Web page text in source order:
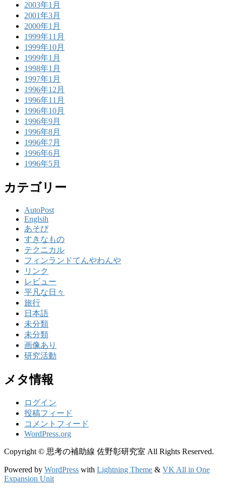
2003年1月
2001年3月
2000年1月
1999年11月
1999年10月
1999年1月
1998年1月
1997年1月
1996年12月
1996年11月
1996年10月
1996年9月
1996年8月
1996年7月
1996年6月
1996年5月
カテゴリー
AutoPost
Englsih
あそび
すきなもの
テクニカル
フィンランドてんやわんや
リンク
レビュー
平凡な日々
旅行
日本語
未分類
未分類
画像あり
研究活動
メタ情報
ログイン
投稿フィード
コメントフィード
WordPress.org
Copyright © 思考の補助線 佐野彰研究室 All Rights Reserved.
Powered by WordPress with Lightning Theme & VK All in One
Expansion Unit